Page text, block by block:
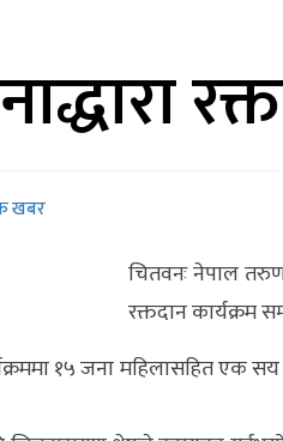
खबर
चितवनः नेपाल
रक्तदान कार्यक्रम
१५ जना महिलासहित एक